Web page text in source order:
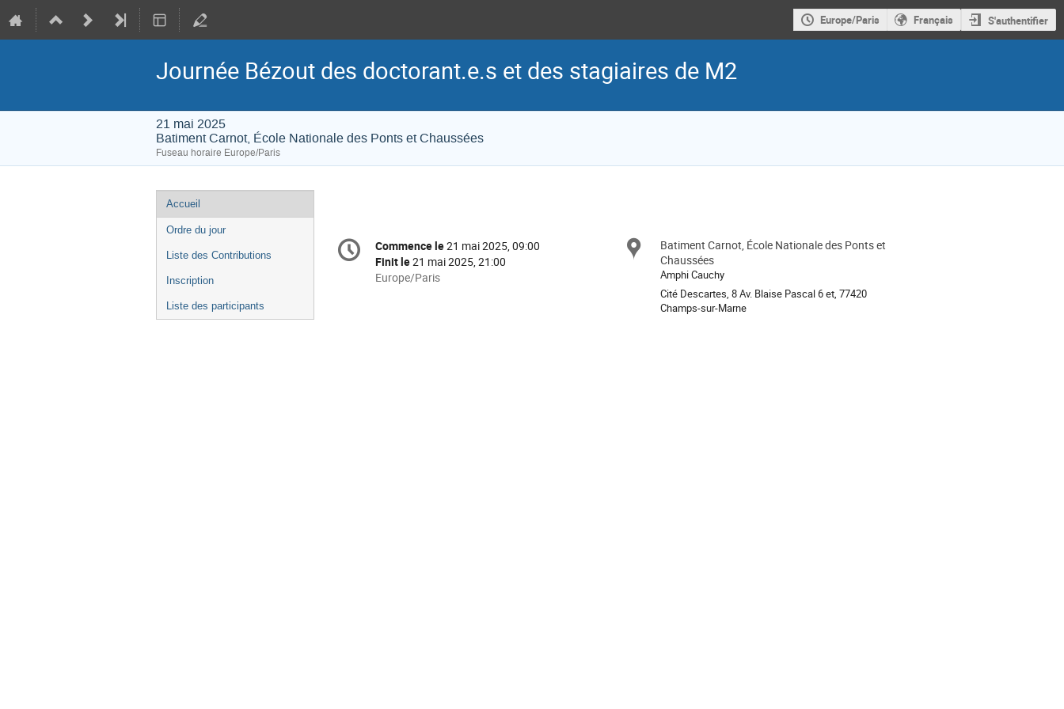
Europe/Paris Français S'authentifier
Journée Bézout des doctorant.e.s et des stagiaires de M2
21 mai 2025
Batiment Carnot, École Nationale des Ponts et Chaussées
Fuseau horaire Europe/Paris
Menu
de
l'événement
Accueil
Ordre du jour
Liste des Contributions
Inscription
Liste des participants
Information
de
Date/Heure
Commence le21 mai 2025, 09:00
Finit le21 mai 2025, 21:00
Toutes
Europe/Paris
Site
Batiment Carnot, École Nationale des Ponts et
Chaussées
Amphi Cauchy
Cité Descartes, 8 Av. Blaise Pascal 6 et, 77420
Champs-sur-Marne